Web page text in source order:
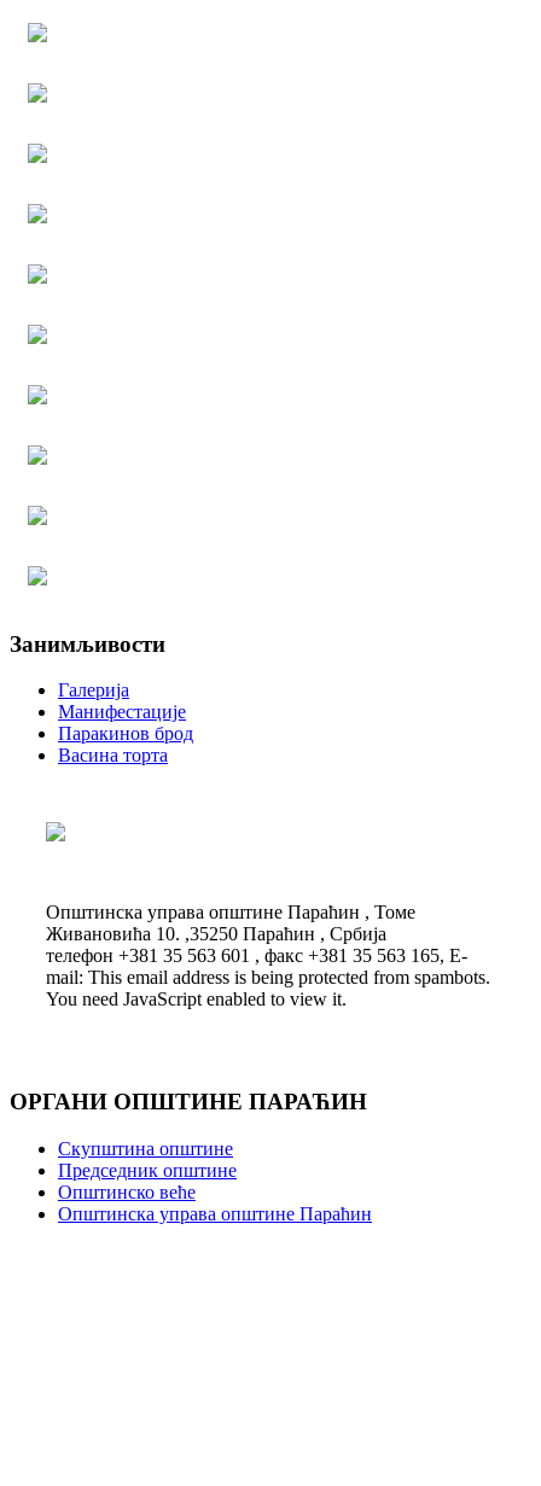
Занимљивости
Галерија
Манифестације
Паракинов брод
Васина торта
Општинска управа општине Параћин , Томе
Живановића 10. ,35250 Параћин , Србија
телефон +381 35 563 601 , факс +381 35 563 165, E-
mail: This email address is being protected from spambots.
You need JavaScript enabled to view it.
ОРГАНИ ОПШТИНЕ ПАРАЋИН
Скупштина општине
Председник општине
Општинско веће
Општинска управа општине Параћин